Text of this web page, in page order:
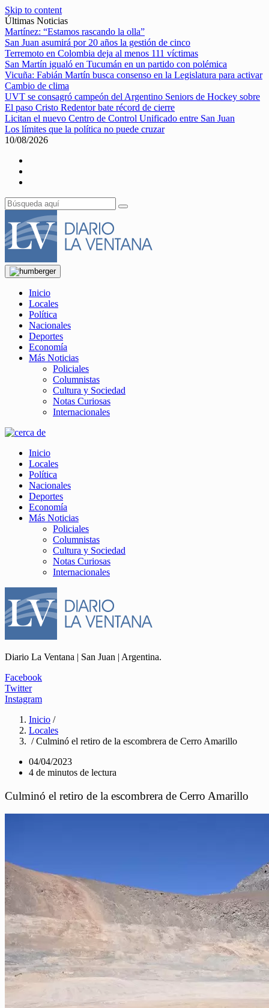
Skip to content
Últimas Noticias
Martínez: “Estamos rascando la olla”
San Juan asumirá por 20 años la gestión de cinco
Terremoto en Colombia deja al menos 111 víctimas
San Martín igualó en Tucumán en un partido con polémica
Vicuña: Fabián Martín busca consenso en la Legislatura para activar
Cambio de clima
UVT se consagró campeón del Argentino Seniors de Hockey sobre
El paso Cristo Redentor bate récord de cierre
Licitan el nuevo Centro de Control Unificado entre San Juan
Los límites que la política no puede cruzar
10/08/2026
Inicio
Locales
Política
Nacionales
Deportes
Economía
Más Noticias
Policiales
Columnistas
Cultura y Sociedad
Notas Curiosas
Internacionales
Inicio
Locales
Política
Nacionales
Deportes
Economía
Más Noticias
Policiales
Columnistas
Cultura y Sociedad
Notas Curiosas
Internacionales
Diario La Ventana | San Juan | Argentina.
Facebook
Twitter
Instagram
Inicio /
Locales
/ Culminó el retiro de la escombrera de Cerro Amarillo
04/04/2023
4 de minutos de lectura
Culminó el retiro de la escombrera de Cerro Amarillo